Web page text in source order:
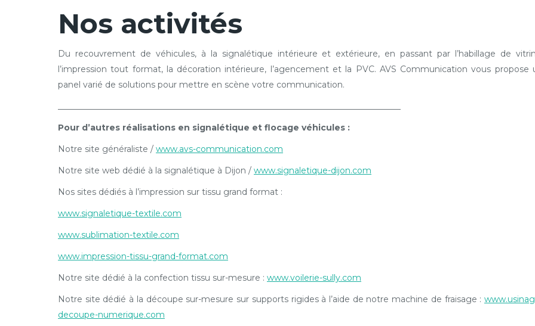
Nos activités
Du recouvrement de véhicules, à la signalétique intérieure et extérieure, en passant par l’habillage de
l’impression tout format, la décoration intérieure, l’agencement et la PVC. AVS Communication vous propose
panel varié de solutions pour mettre en scène votre communication.
Pour d’autres réalisations en signalétique et flocage véhicules :
Notre site généraliste / www.avs-communication.com
Notre site web dédié à la signalétique à Dijon / www.signaletique-dijon.com
Nos sites dédiés à l’impression sur tissu grand format :
www.signaletique-textile.com
www.sublimation-textile.com
www.impression-tissu-grand-format.com
Notre site dédié à la confection tissu sur-mesure : www.voilerie-sully.com
Notre site dédié à la découpe sur-mesure sur supports rigides à l’aide de notre machine de fraisage :
decoupe-numerique.com